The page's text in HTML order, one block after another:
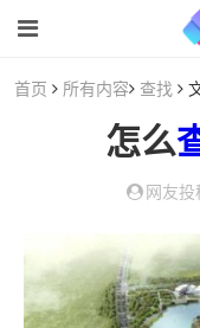
首页 所有内容 查找
怎么
网友投